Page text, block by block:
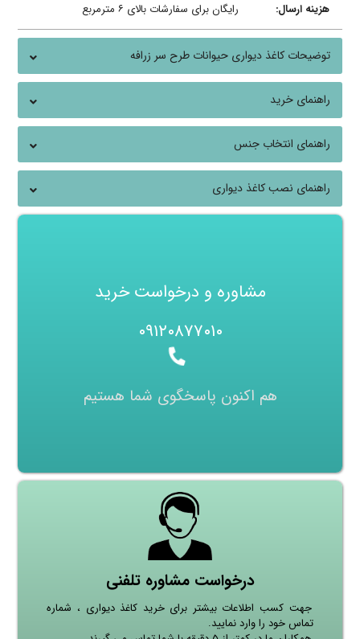
هزینه ارسال: رایگان برای سفارشات بالای ۶ مترمربع
توضیحات کاغذ دیواری حیوانات طرح سر زرافه
راهنمای خرید
راهنمای انتخاب جنس
راهنمای نصب کاغذ دیواری
مشاوره و درخواست خرید
۰۹۱۲۰۸۷۷۰۱۰
هم اکنون پاسخگوی شما هستیم
درخواست مشاوره تلفنی
جهت کسب اطلاعات بیشتر برای خرید کاغذ دیواری ، شماره
تماس خود را وارد نمایید.